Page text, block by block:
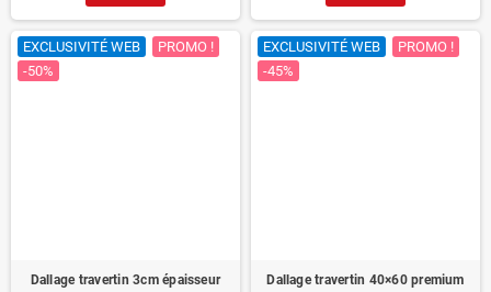
EXCLUSIVITÉ WEB
PROMO !
-50%
Dallage travertin 3cm épaisseur
EXCLUSIVITÉ WEB
PROMO !
-45%
Dallage travertin 40×60 premium